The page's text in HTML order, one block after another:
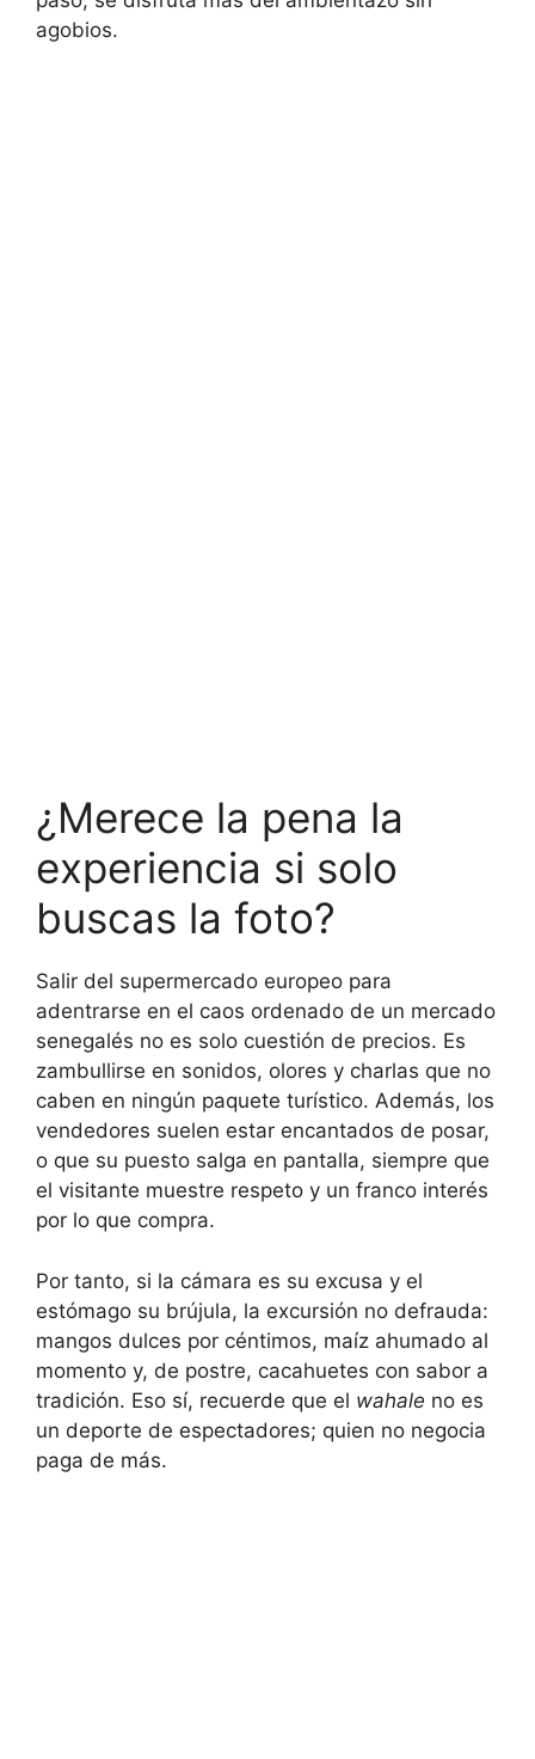
agobios.
¿Merece la pena la
experiencia si solo
buscas la foto?
Salir del supermercado europeo para
adentrarse en el caos ordenado de un mercado
senegalés no es solo cuestión de precios. Es
zambullirse en sonidos, olores y charlas que no
caben en ningún paquete turístico. Además, los
vendedores suelen estar encantados de posar,
o que su puesto salga en pantalla, siempre que
el visitante muestre respeto y un franco interés
por lo que compra.
Por tanto, si la cámara es su excusa y el
estómago su brújula, la excursión no defrauda:
mangos dulces por céntimos, maíz ahumado al
momento y, de postre, cacahuetes con sabor a
tradición. Eso sí, recuerde que el wahale no es
un deporte de espectadores; quien no negocia
paga de más.